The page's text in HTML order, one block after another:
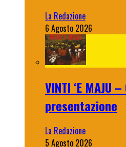
La Redazione
6 Agosto 2026
VINTI ‘E MAJU
presentazione
La Redazione
5 Agosto 2026